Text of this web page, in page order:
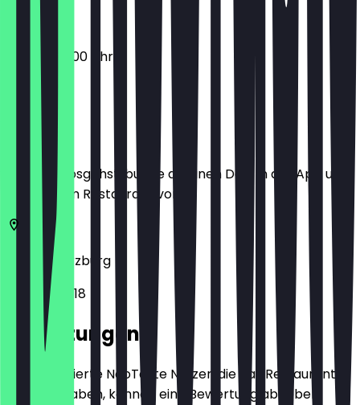
09:00 - 20:00 Uhr
Bevor du losgehst, buche dir einen Deal in der App und
zeige ihn im Restaurant vor.
97070 Würzburg
Hofstraße 18
Bewertungen
Nur registrierte NeoTaste Nutzer, die das Restaurant
besucht haben, können eine Bewertung abgeben.